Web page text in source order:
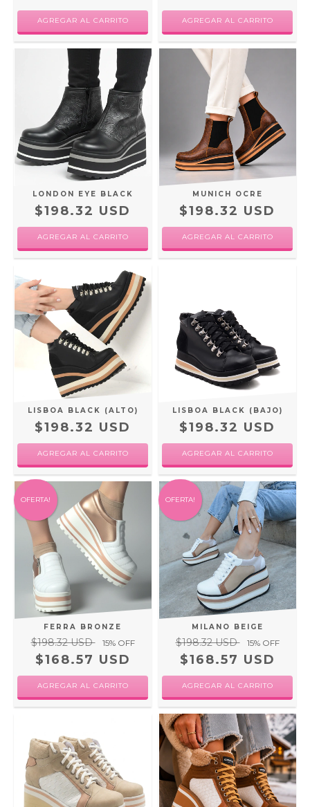
AGREGAR AL CARRITO AGREGAR AL CARRITO
LONDON EYE BLACK
$198.32 USD
AGREGAR AL CARRITO
MUNICH OCRE
$198.32 USD
AGREGAR AL CARRITO
LISBOA BLACK (ALTO)
$198.32 USD
AGREGAR AL CARRITO
LISBOA BLACK (BAJO)
$198.32 USD
AGREGAR AL CARRITO
OFERTA!
FERRA BRONZE
$198.32 USD 15% OFF
$168.57 USD
AGREGAR AL CARRITO
OFERTA!
MILANO BEIGE
$198.32 USD 15% OFF
$168.57 USD
AGREGAR AL CARRITO